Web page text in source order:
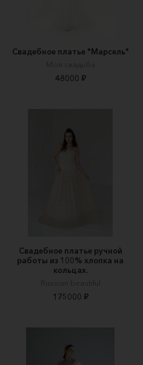
Свадебное платье "Марсель"
Моя свадьба
48000 ₽
Свадебное платье ручной
работы из 100% хлопка на
кольцах.
Russian beautiful
175000 ₽